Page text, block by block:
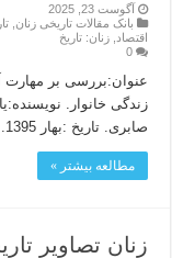
آگوست 23, 2025
بانک مقالات تاریخی زنان ,
اقتصاد
,زنان: تاریخ
0
عنوان:بررسی بر
زندگی خانوار.
صابری. تاریخ :بهار 1395. دانلود مقاله
مطالعه بیشتر »
زنان تصاویر